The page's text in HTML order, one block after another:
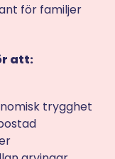
för familjer
att:
trygghet